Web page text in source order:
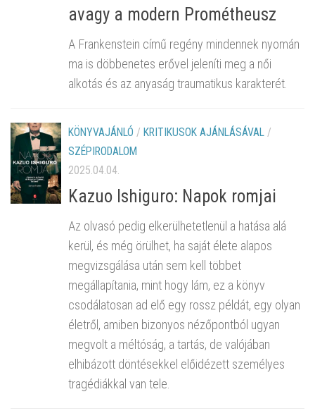
avagy a modern Prométheusz
A Frankenstein című regény mindennek nyomán
ma is döbbenetes erővel jeleníti meg a női
alkotás és az anyaság traumatikus karakterét.
KÖNYVAJÁNLÓ / KRITIKUSOK AJÁNLÁSÁVAL /
SZÉPIRODALOM
2025.04.04.
Kazuo Ishiguro: Napok romjai
Az olvasó pedig elkerülhetetlenül a hatása alá
kerül, és még örülhet, ha saját élete alapos
megvizsgálása után sem kell többet
megállapítania, mint hogy lám, ez a könyv
csodálatosan ad elő egy rossz példát, egy olyan
életről, amiben bizonyos nézőpontból ugyan
megvolt a méltóság, a tartás, de valójában
elhibázott döntésekkel előidézett személyes
tragédiákkal van tele.